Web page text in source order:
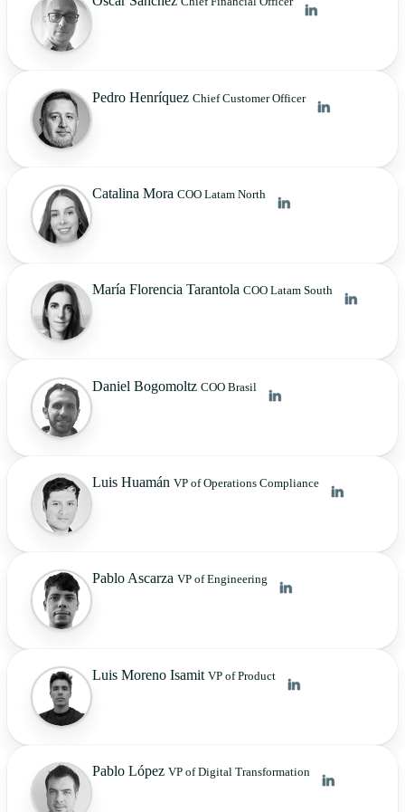
Pedro Henríquez Chief Customer Officer
Catalina Mora COO Latam North
María Florencia Tarantola COO Latam South
Daniel Bogomoltz COO Brasil
Luis Huamán VP of Operations Compliance
Pablo Ascarza VP of Engineering
Luis Moreno Isamit VP of Product
Pablo López VP of Digital Transformation